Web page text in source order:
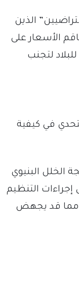
الذين
الأسعار على
لتجنب
في كيفية
الخلل البنيوي
إجراءات التنظيم
مما قد يجهض